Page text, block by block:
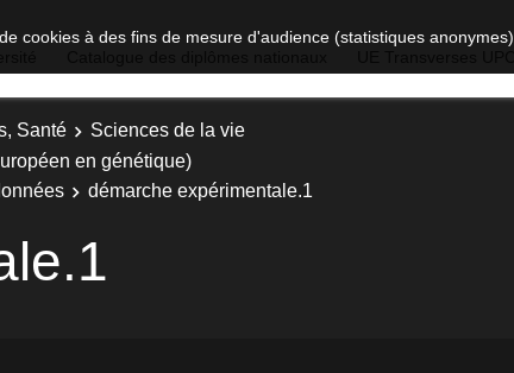
cookies à des fins de mesure d'audience (statistiques anonymes).
Santé
Sciences de la vie
en génétique)
démarche expérimentale.1